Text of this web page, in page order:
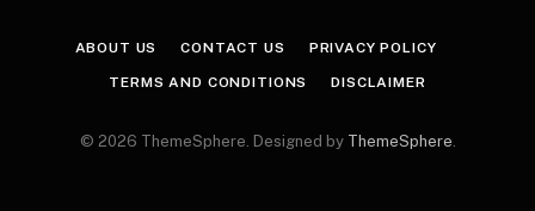
ABOUT US CONTACT US PRIVACY POLICY
TERMS AND CONDITIONS DISCLAIMER
© 2026 ThemeSphere. Designed by ThemeSphere.